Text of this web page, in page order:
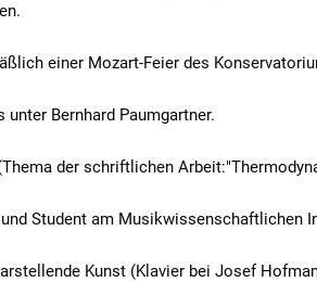
einer Mozart-Feier des
Bernhard Paumgartner.
der schriftlichen
Student am Musikwissenschaftlichen
Kunst (Klavier bei Josef